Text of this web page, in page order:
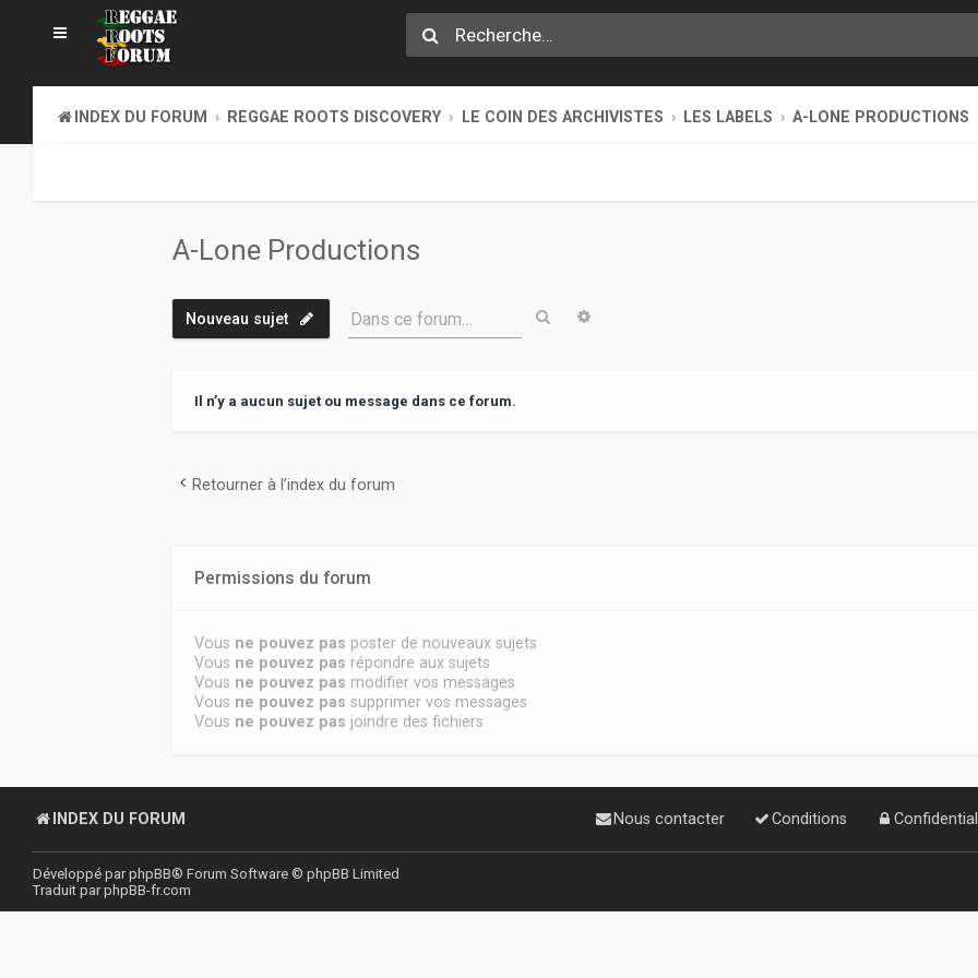
INDEX DU FORUM REGGAE ROOTS DISCOVERY LE COIN DES ARCHIVISTES LES LABELS A-LONE PRODUCTIONS
A-Lone Productions
Nouveau sujet Dans ce forum… Rechercher
Il n’y a aucun sujet ou message dans ce forum.
Retourner à l’index du forum
Permissions du forum
Vous ne pouvez pas poster de nouveaux sujets
Vous ne pouvez pas répondre aux sujets
Vous ne pouvez pas modifier vos messages
Vous ne pouvez pas supprimer vos messages
Vous ne pouvez pas joindre des fichiers
INDEX DU FORUM Conditions
Nous contacter
Développé parphpBB® Forum Software © phpBB Limited
Traduit parphpBB-fr.com